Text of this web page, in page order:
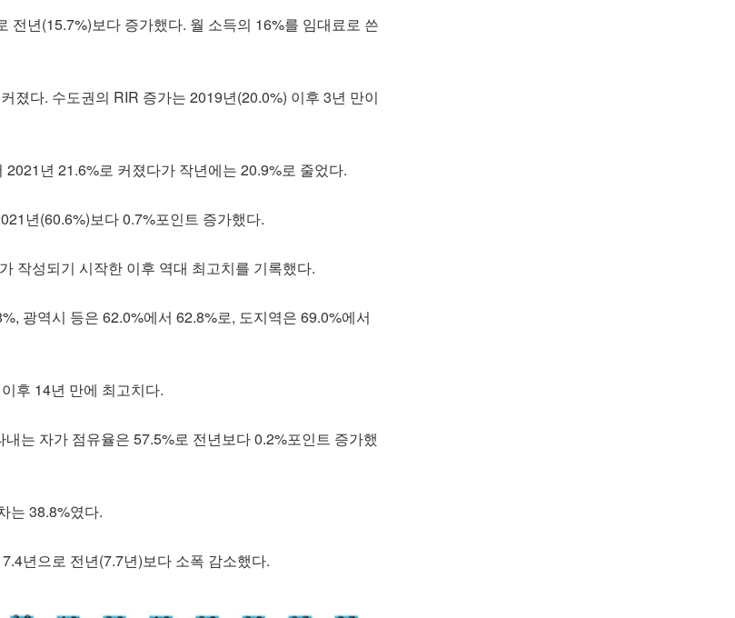
전년(15.7%)보다 증가했다. 월 소득의 16%를 임대료로 쓴
졌다. 수도권의 RIR 증가는 2019년(20.0%) 이후 3년 만이
년 21.6%로 커졌다가 작년에는 20.9%로 줄었다.
년(60.6%)보다 0.7%포인트 증가했다.
작성되기 시작한 이후 역대 최고치를 기록했다.
광역시 등은 62.0%에서 62.8%로, 도지역은 69.0%에서
후 14년 만에 최고치다.
는 자가 점유율은 57.5%로 전년보다 0.2%포인트 증가했
는 38.8%였다.
년으로 전년(7.7년)보다 소폭 감소했다.